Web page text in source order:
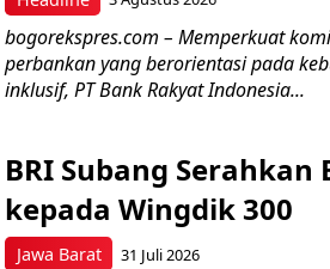
bogorekspres.com – Memperkuat
perbankan yang berorientasi pada
inklusif, PT Bank Rakyat Indonesia...
Jawa Barat
BRI Subang Serahkan
kepada Wingdik 300
31 Juli 2026